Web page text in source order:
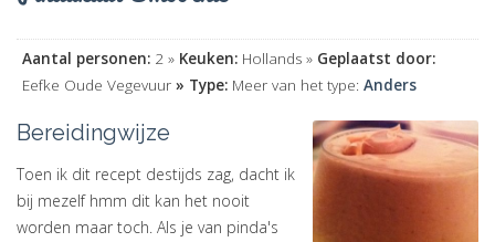
Aantal personen: 2 » Keuken: Hollands » Geplaatst door:
Eefke Oude Vegevuur » Type: Meer van het type: Anders
Bereidingwijze
Toen ik dit recept destijds zag, dacht ik
bij mezelf hmm dit kan het nooit
worden maar toch. Als je van pinda's